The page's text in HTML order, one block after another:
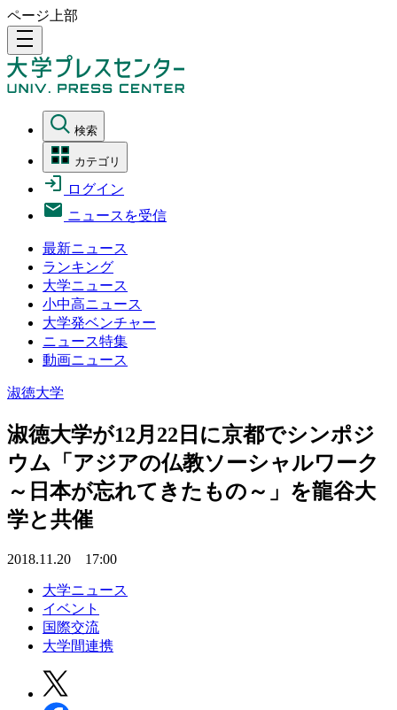
ページ上部
density_medium
検索
カテゴリ
ログイン
ニュースを受信
最新ニュース
ランキング
大学ニュース
小中高ニュース
大学発ベンチャー
ニュース特集
動画ニュース
淑徳大学
淑徳大学が12月22日に京都でシンポジ
ウム「アジアの仏教ソーシャルワーク
～日本が忘れてきたもの～」を龍谷大
学と共催
2018.11.20 17:00
大学ニュース
イベント
国際交流
大学間連携